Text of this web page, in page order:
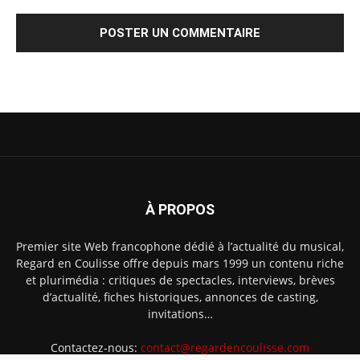
À PROPOS
Premier site Web francophone dédié à l’actualité du musical,
Regard en Coulisse offre depuis mars 1999 un contenu riche
et plurimédia : critiques de spectacles, interviews, brèves
d’actualité, fiches historiques, annonces de casting,
invitations…
Contactez-nous: contact@regardencoulisse.com